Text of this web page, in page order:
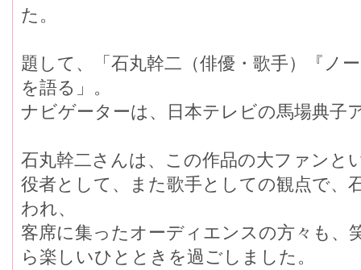
た。
題して、「石丸幹二（俳優・歌手）『ノ
を語る」。
ナビゲーターは、日本テレビの馬場典子
石丸幹二さんは、この作品の大ファンと
役者として、また歌手としての観点で、
われ、
客席に集ったオーディエンスの方々も、
ら楽しいひとときを過ごしました。